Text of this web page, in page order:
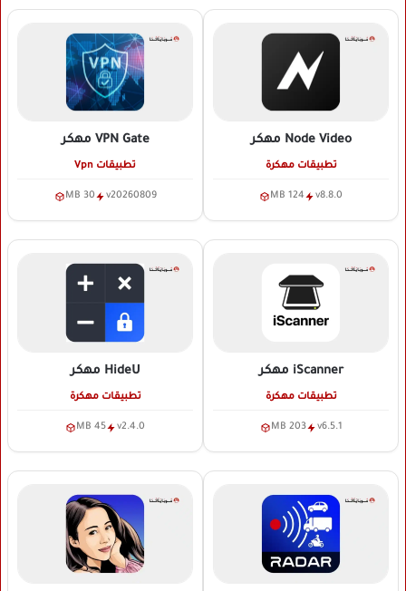
Node Video مهكر
تطبيقات مهكرة
v8.8.0
124 MB
VPN Gate مهكر
تطبيقات Vpn
v20260809
30 MB
iScanner مهكر
تطبيقات مهكرة
v6.5.1
203 MB
HideU مهكر
تطبيقات مهكرة
v2.4.0
45 MB